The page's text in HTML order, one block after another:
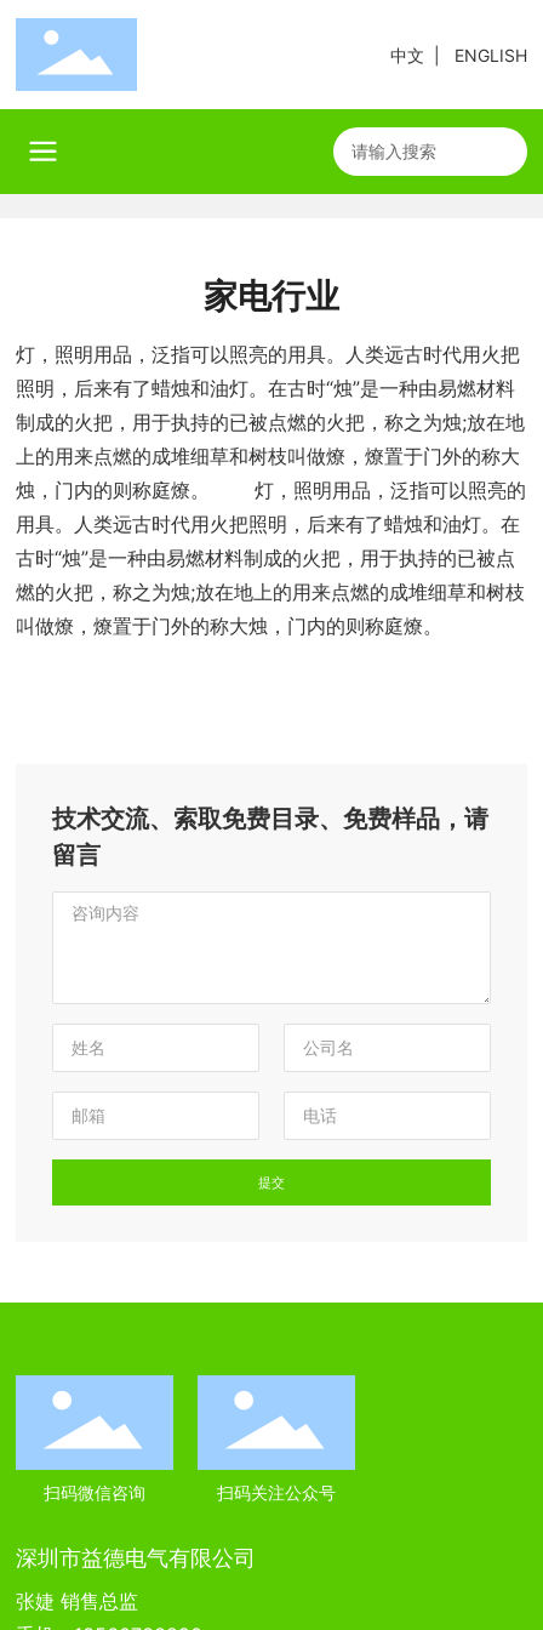
中文 ENGLISH
家电行业
灯，照明用品，泛指可以照亮的用具。人类远古时代用火把
照明，后来有了蜡烛和油灯。在古时“烛”是一种由易燃材料
制成的火把，用于执持的已被点燃的火把，称之为烛;放在地
上的用来点燃的成堆细草和树枝叫做燎，燎置于门外的称大
烛，门内的则称庭燎。 灯，照明用品，泛指可以照亮的
用具。人类远古时代用火把照明，后来有了蜡烛和油灯。在
古时“烛”是一种由易燃材料制成的火把，用于执持的已被点
燃的火把，称之为烛;放在地上的用来点燃的成堆细草和树枝
叫做燎，燎置于门外的称大烛，门内的则称庭燎。
技术交流、索取免费目录、免费样品，请
留言
扫码微信咨询 扫码关注公众号
深圳市益德电气有限公司
张婕 销售总监